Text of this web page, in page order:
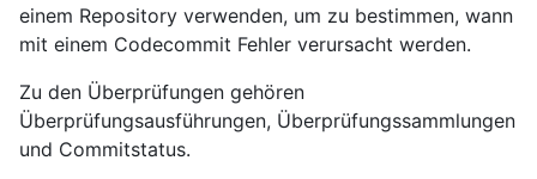
einem Repository verwenden, um zu bestimmen, wann
mit einem Codecommit Fehler verursacht werden.
Zu den Überprüfungen gehören
Überprüfungsausführungen, Überprüfungssammlungen
und Commitstatus.